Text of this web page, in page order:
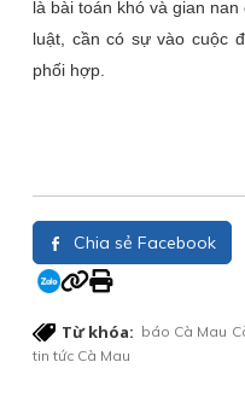
là bài toán khó và gian
luật, cần có sự vào cuộc
phối hợp.
Chia sẻ Facebook
Từ khóa: báo Cà Mau
tin tức Cà Mau